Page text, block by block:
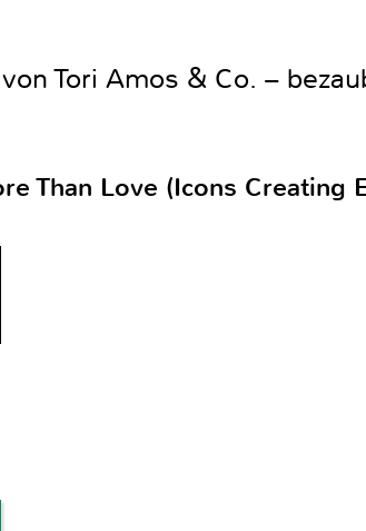
Tori Amos & Co. –
Than Love (Icons Creating